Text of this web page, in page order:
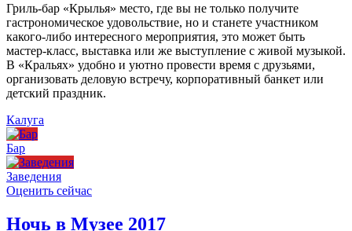
Гриль-бар «Крылья» место, где вы не только получите
гастрономическое удовольствие, но и станете участником
какого-либо интересного мероприятия, это может быть
мастер-класс, выставка или же выступление с живой музыкой.
В «Кральях» удобно и уютно провести время с друзьями,
организовать деловую встречу, корпоративный банкет или
детский праздник.
Калуга
Бар
Заведения
Оценить сейчас
Ночь в Музее 2017